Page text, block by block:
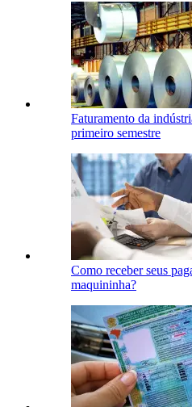
Faturamento da
primeiro semestre
Como receber seus
maquininha?